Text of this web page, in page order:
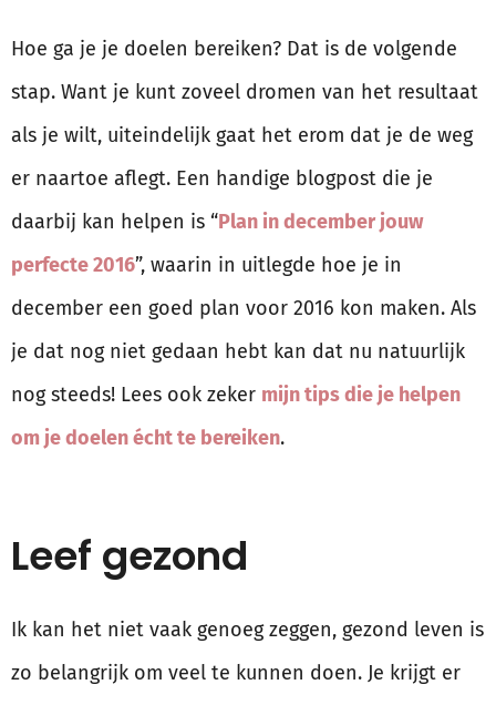
Hoe ga je je doelen bereiken? Dat is de volgende
stap. Want je kunt zoveel dromen van het resultaat
als je wilt, uiteindelijk gaat het erom dat je de weg
er naartoe aflegt. Een handige blogpost die je
daarbij kan helpen is “Plan in december jouw
perfecte 2016”, waarin in uitlegde hoe je in
december een goed plan voor 2016 kon maken. Als
je dat nog niet gedaan hebt kan dat nu natuurlijk
nog steeds! Lees ook zeker mijn tips die je helpen
om je doelen écht te bereiken.
Leef gezond
Ik kan het niet vaak genoeg zeggen, gezond leven is
zo belangrijk om veel te kunnen doen. Je krijgt er